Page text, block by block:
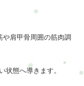
肩甲骨周囲の筋肉調
状態へ導きます。